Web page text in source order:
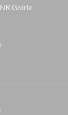
Goirle